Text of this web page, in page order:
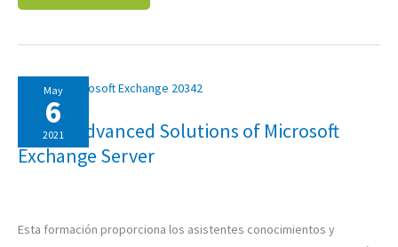
May
6
2021
20342: Advanced Solutions of Microsoft
Exchange Server
Esta formación proporciona los asistentes conocimientos y
20342:
ADVANCED
SOLUTIONS
OF
MICROSOFT
EXCHANGE
SERVER